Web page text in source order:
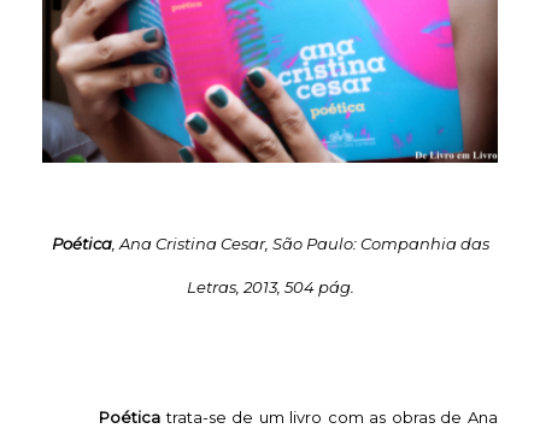
Poética, Ana Cristina Cesar, São Paulo: Companhia das
Letras, 2013, 504 pág.
Poética trata-se de um livro com as obras de Ana